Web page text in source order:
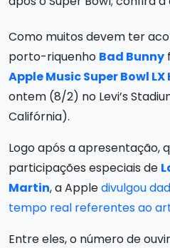
Como muitos devem ter
porto-riquenho Bad Bunny
Apple Music Super Bowl
ontem (8/2) no Levi’s
Califórnia).
Logo após a apresentação,
participações especiais de
Martin, a Appledivulgou
tempo real referentes ao
Entre eles, o número de